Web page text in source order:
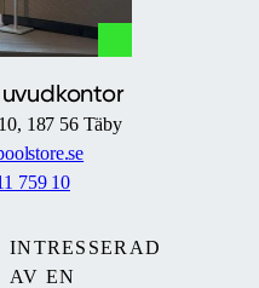
INTRESSERAD
AV EN
187 56 Täby
759 10